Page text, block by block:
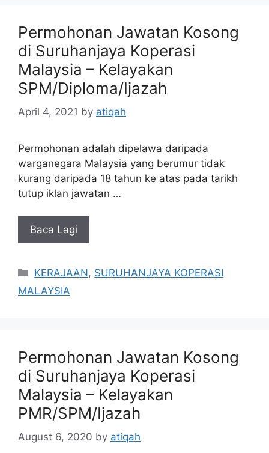
Permohonan Jawatan Kosong
di Suruhanjaya Koperasi
Malaysia – Kelayakan
SPM/Diploma/Ijazah
April 4, 2021 by atiqah
Permohonan adalah dipelawa daripada
warganegara Malaysia yang berumur tidak
kurang daripada 18 tahun ke atas pada tarikh
tutup iklan jawatan …
Baca Lagi
Categories
KERAJAAN, SURUHANJAYA KOPERASI
MALAYSIA
Permohonan Jawatan Kosong
di Suruhanjaya Koperasi
Malaysia – Kelayakan
PMR/SPM/Ijazah
August 6, 2020 by atiqah